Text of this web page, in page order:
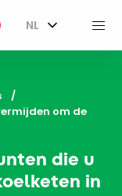
NL
om de
die u
in